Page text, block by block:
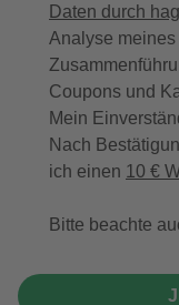
Daten durch
Analyse
Coupons und
Mein
Nach
ich einen 10 €
Bitte beachte